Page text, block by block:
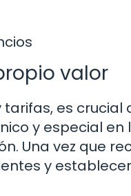
valor
es crucial
y especial en
Una vez que
y